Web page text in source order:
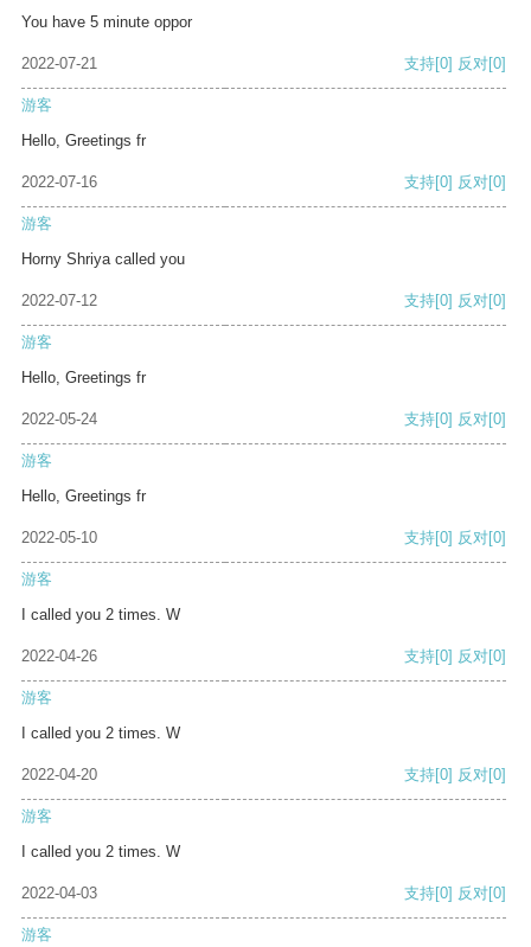
You have 5 minute oppor
2022-07-21 支持[0] 反对[0]
游客
Hello, Greetings fr
2022-07-16 支持[0] 反对[0]
游客
Horny Shriya called you
2022-07-12 支持[0] 反对[0]
游客
Hello, Greetings fr
2022-05-24 支持[0] 反对[0]
游客
Hello, Greetings fr
2022-05-10 支持[0] 反对[0]
游客
I called you 2 times. W
2022-04-26 支持[0] 反对[0]
游客
I called you 2 times. W
2022-04-20 支持[0] 反对[0]
游客
I called you 2 times. W
2022-04-03 支持[0] 反对[0]
游客